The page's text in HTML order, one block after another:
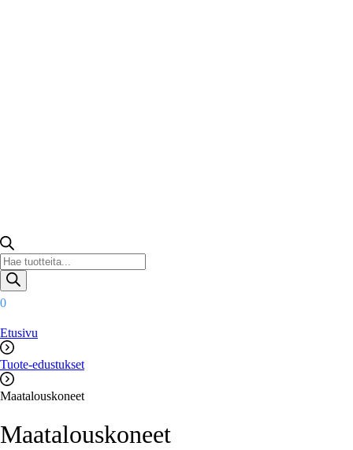
Products
search
0
Etusivu
Tuote-edustukset
Maatalouskoneet
Maatalouskoneet